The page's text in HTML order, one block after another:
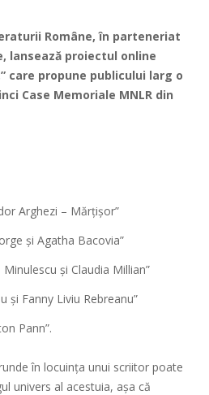
Române, în parteneriat
lansează proiectul online
care propune publicului larg o
Case Memoriale MNLR din
Arghezi – Mărțișor”
și Agatha Bacovia”
și Claudia Millian”
și Fanny Liviu Rebreanu”
Pann”.
în locuința unui scriitor poate
univers al acestuia, așa că